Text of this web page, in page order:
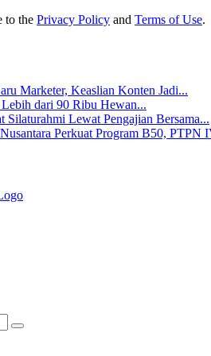
to the Privacy Policy and Terms of Use.
Marketer, Keaslian Konten Jadi...
dari 90 Ribu Hewan...
Silaturahmi Lewat Pengajian Bersama...
Perkuat Program B50, PTPN